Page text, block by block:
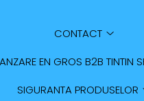
CONTACT
EN GROS B2B TINTIN
SIGURANTA PRODUSELOR